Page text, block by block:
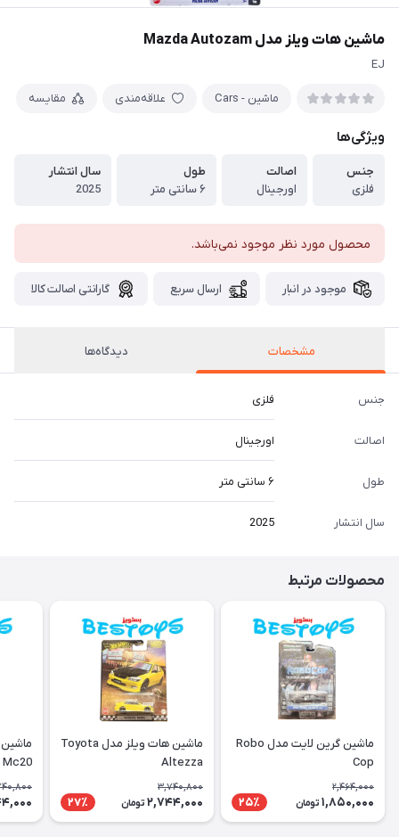
ماشین هات ویلز مدل Mazda Autozam
EJ
ماشین - Cars علاقه‌مندی مقایسه
ویژگی‌ها
جنس
فلزی
اصالت
اورجینال
طول
۶ سانتی متر
سال انتشار
2025
محصول مورد نظر موجود نمی‌باشد.
موجود در انبار ارسال سریع گارانتی اصالت کالا
مشخصات دیدگاه‌ها
جنس فلزی
اصالت اورجینال
طول ۶ سانتی متر
سال انتشار 2025
محصولات مرتبط
ماشین گرین لایت مدل Robo
Cop
2,464,000
1,850,000 تومان 25٪
ماشین هات ویلز مدل Toyota
Altezza
3,740,800
2,744,000 تومان 27٪